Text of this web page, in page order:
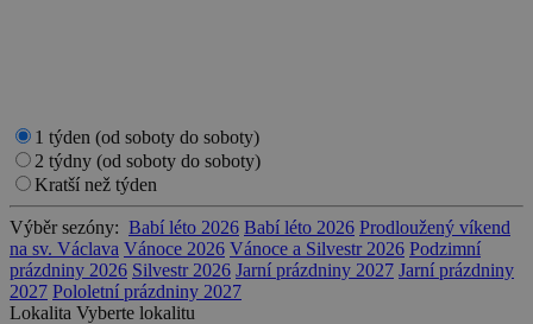
1 týden (od soboty do soboty)
2 týdny (od soboty do soboty)
Kratší než týden
Výběr sezóny: Babí léto 2026 Babí léto 2026 Prodloužený víkend
na sv. Václava Vánoce 2026 Vánoce a Silvestr 2026 Podzimní
prázdniny 2026 Silvestr 2026 Jarní prázdniny 2027 Jarní prázdniny
2027 Pololetní prázdniny 2027
Lokalita Vyberte lokalitu